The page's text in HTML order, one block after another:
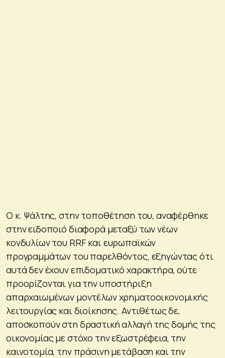
Ο κ. Ψάλτης, στην τοποθέτηση του, αναφέρθηκε
στην ειδοποιό διαφορά μεταξύ των νέων
κονδυλίων του RRF και ευρωπαϊκών
προγραμμάτων του παρελθόντος, εξηγώντας ότι
αυτά δεν έχουν επιδοματικό χαρακτήρα, ούτε
προορίζονται για την υποστήριξη
απαρχαιωμένων μοντέλων χρηματοοικονομικής
λειτουργίας και διοίκησης. Αντιθέτως δε,
αποσκοπούν στη δραστική αλλαγή της δομής της
οικονομίας με στόχο την εξωστρέφεια, την
καινοτομία, την πράσινη μετάβαση και την